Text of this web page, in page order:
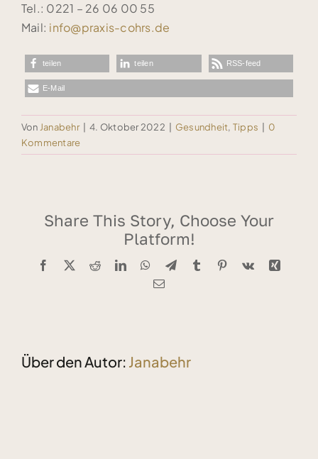
Tel.: 0221 – 26 06 00 55
Mail: info@praxis-cohrs.de
teilen teilen RSS-feed
E-Mail
Von Janabehr 4. Oktober 2022 Gesundheit, Tipps
0
Kommentare
Share This Story, Choose Your
Platform!
Facebook
X RedditLinkedInWhatsApp
TelegramTumblr Pinterest
Vk
Xing
E-
Über den Autor: Janabehr